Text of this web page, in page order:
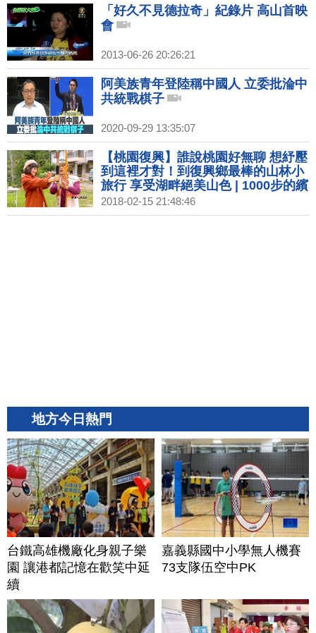
「好久不見德拉奇」紀錄片 高山首映
會
2013-06-26 20:26:21
阿美族青年登陸稱中國人 立委批淪中
共統戰棋子
2020-09-29 13:35:07
【桃園復興】誰說桃園好無聊 想紓壓
到這裡才對！到復興鄉最棒的山林小
旅行 享受湖畔絕美山色 | 1000步的繽
紛台灣(236)
2018-02-15 21:48:46
地方今日熱門
台鐵高雄機廠化身親子樂
園 讓港都記憶在歡笑中延
續
嘉義縣國中小學無人機賽
73支隊伍空中PK